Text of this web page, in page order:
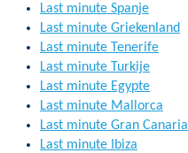
Last minute Spanje
Last minute Griekenland
Last minute Tenerife
Last minute Turkije
Last minute Egypte
Last minute Mallorca
Last minute Gran Canaria
Last minute Ibiza